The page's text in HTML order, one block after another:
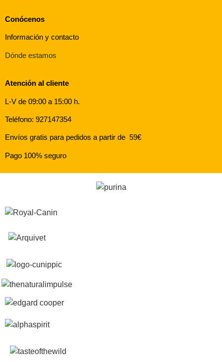
Conócenos
Información y contacto
Dónde estamos
Atención al cliente
L-V de 09:00 a 15:00 h.
Teléfono: 927147354
Envíos gratis para pedidos a partir de 59€
Pago 100% seguro